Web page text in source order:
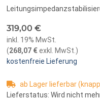
319,00 €
inkl. 19% MwSt.
(268,07 €exkl. MwSt. )
kostenfreie Lieferung
ab Lager lieferbar
Lieferstatus: Wird nicht